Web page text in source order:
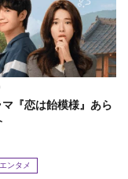
『恋は飴模様』あら
エンタメ